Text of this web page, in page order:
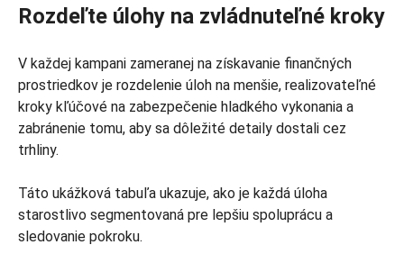
Rozdeľte úlohy na zvládnuteľné kroky
V každej kampani zameranej na získavanie finančných
prostriedkov je rozdelenie úloh na menšie, realizovateľné
kroky kľúčové na zabezpečenie hladkého vykonania a
zabránenie tomu, aby sa dôležité detaily dostali cez
trhliny.
Táto ukážková tabuľa ukazuje, ako je každá úloha
starostlivo segmentovaná pre lepšiu spoluprácu a
sledovanie pokroku.